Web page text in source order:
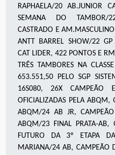
RAPHAELA/20 AB.JUNIOR
SEMANA DO TAMBOR/
CASTRADO E
ANTT BARREL SHOW/22
CAT LIDER, 422 PONTOS E
TRÊS TAMBORES NA
653.551,50 PELO SGP
16S080, 26X CAMPEÃO
OFICIALIZADAS PELA ABQM,
ABQM/24 AB JR,
ABQM/23 FINAL PRATA-AB,
FUTURO DA 3º ETAPA
MARIANA/24 AB, CAMPEÃO